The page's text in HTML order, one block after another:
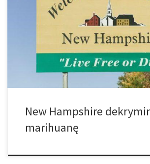
które zdecydowało się zdekryminalizować
Czy legalizacja marihuany będzie kolejnym
stanu New Hampshire jest „Live free or die”
wcale) i wydaje się, że stan realizuje to
dekryminalizację posiadania konopi.
New Hampshire
marihuanę